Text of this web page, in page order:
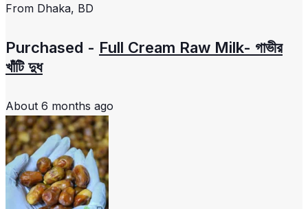
From Dhaka, BD
Purchased - Full Cream Raw Milk- গাভীর
খাঁটি দুধ
About 6 months ago